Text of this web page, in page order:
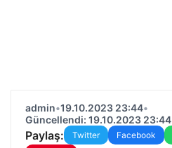
admin•19.10.2023 23:44•
Güncellendi: 19.10.2023 23:44
Paylaş: Twitter Facebook